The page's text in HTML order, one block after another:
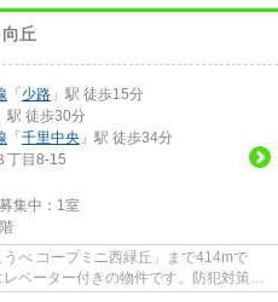
丘
「 少路 」駅 徒歩15分
駅 徒歩30分
「 千里中央 」駅 徒歩34分
丁目8-15
集中： 1室
べ コープミニ西緑丘」まで414mで
ベーター付きの物件です。防犯対策も